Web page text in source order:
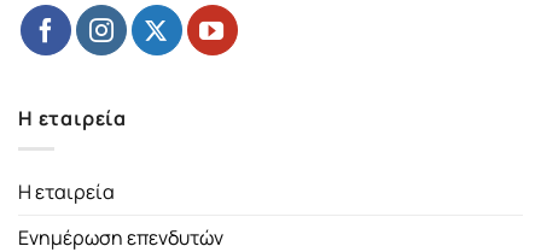
Η εταιρεία
Η εταιρεία
Ενημέρωση επενδυτών